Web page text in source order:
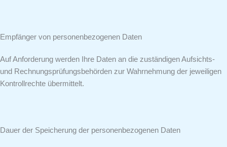
Empfänger von personenbezogenen Daten
Auf Anforderung werden Ihre Daten an die zuständigen Aufsichts-
und Rechnungsprüfungsbehörden zur Wahrnehmung der jeweiligen
Kontrollrechte übermittelt.
Dauer der Speicherung der personenbezogenen Daten